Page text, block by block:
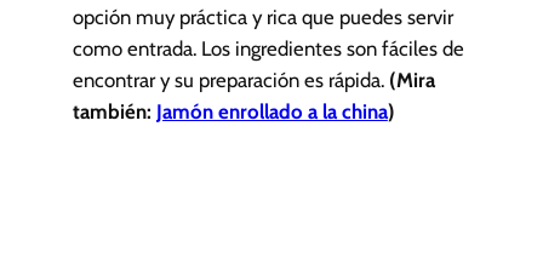
opción muy práctica y rica que puedes servir
como entrada. Los ingredientes son fáciles de
encontrar y su preparación es rápida. (Mira
también: Jamón enrollado a la china)